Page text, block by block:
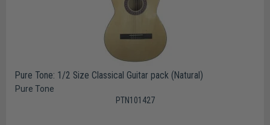
Pure Tone: 1/2 Size Classical Guitar pack (Natural)
Pure Tone
PTN101427